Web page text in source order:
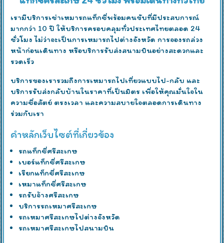
เรามีบริการเช่าเหมารถแท็กซี่พร้อมคนขับที่มีประสบการณ์
มากกว่า 10 ปี ให้บริการครอบคลุมทั่วประเทศไทยตลอด 24
ชั่วโมง ไม่ว่าจะเป็นการเหมารถไปต่างจังหวัด การจองรถล่วง
หน้าก่อนเดินทาง หรือบริการรับส่งสนามบินอย่างสะดวกและ
รวดเร็ว
บริการของเรารวมถึงการเหมารถไปเที่ยวแบบไป-กลับ และ
บริการรับส่งกลับบ้านในราคาที่เป็นมิตร เพื่อให้คุณมั่นใจใน
ความซื่อสัตย์ ตรงเวลา และความสบายใจตลอดการเดินทาง
ร่วมกับเรา
คำหลักเว็บไซต์ที่เกี่ยวข้อง
รถแท็กซี่ศรีสะเกษ
เบอร์แท็กซี่ศรีสะเกษ
เรียกแท็กซี่ศรีสะเกษ
เหมาแท็กซี่ศรีสะเกษ
รถรับจ้างศรีสะเกษ
บริการรถเหมาศรีสะเกษ
รถเหมาศรีสะเกษไปต่างจังหวัด
รถเหมาศรีสะเกษไปสนามบิน